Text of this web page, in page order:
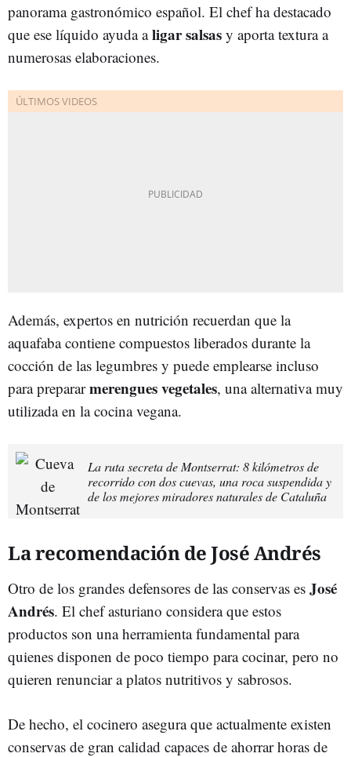
panorama gastronómico español. El chef ha destacado
que ese líquido ayuda aligar salsas y aporta textura a
numerosas elaboraciones.
Además, expertos en nutrición recuerdan que la
aquafaba contiene compuestos liberados durante la
cocción de las legumbres y puede emplearse incluso
para prepararmerengues vegetales, una alternativa muy
utilizada en la cocina vegana.
La ruta secreta de Montserrat: 8 kilómetros de
recorrido con dos cuevas, una roca suspendida y
de los mejores miradores naturales de Cataluña
La recomendación de José Andrés
Otro de los grandes defensores de las conservas es José
Andrés. El chef asturiano considera que estos
productos son una herramienta fundamental para
quienes disponen de poco tiempo para cocinar, pero no
quieren renunciar a platos nutritivos y sabrosos.
De hecho, el cocinero asegura que actualmente existen
conservas de gran calidad capaces de ahorrar horas de